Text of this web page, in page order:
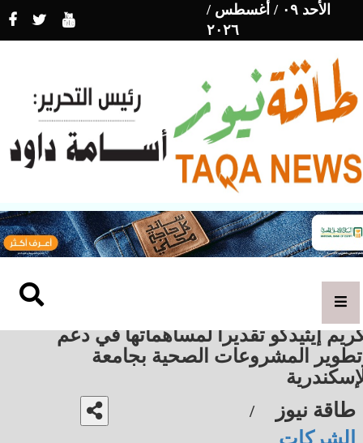
الأحد ٠٩ / أغسطس /
٢٠٢٦
إيثيدكو تقديراً لمساهماتها في دعم
المشروعات الصحية بجامعة
طاقة نيوز /
الشركات